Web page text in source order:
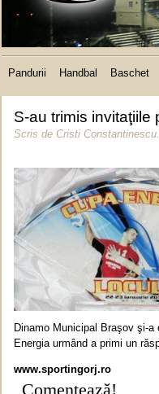
Pandurii Handbal Baschet
S-au trimis invitaţiile
Scris de Cristi Constantinescu.
Dinamo Municipal Braşov şi-
Energia urmând a primi un
www.sportingorj.ro
Comentează!